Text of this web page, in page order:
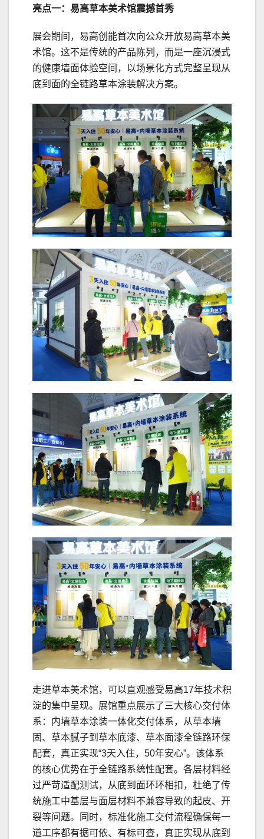
亮点一：易高草本美术馆震撼首秀
展会期间，易高创能首次向公众开放易高草本美
术馆。这不是传统的产品陈列，而是一座沉浸式
的健康墙面体验空间，以场景化方式完整呈现从
底到面的全链路草本涂装解决方案。
走进草本美术馆，可以直观感受易高17年技术积
淀的集中呈现。展馆重点展示了三大核心交付体
系：内墙草本涂装一体化交付体系，从草本墙
固、草本腻子到草本底漆、草本面漆全链路环保
配套，真正实现“3天入住，50年安心”。该体系
的核心优势在于全链路系统性配套。各层材料经
过严苛适配测试，从底到面环环相扣，杜绝了传
统施工中基层与面层材料不兼容导致的起皮、开
裂等问题。同时，标准化施工交付流程确保每一
道工序都有据可依、有标可查，真正实现从底到